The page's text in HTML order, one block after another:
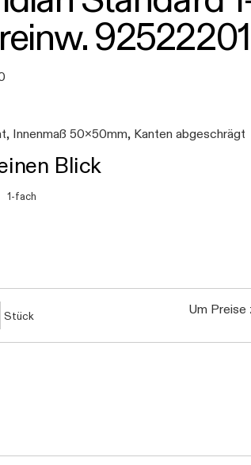
92522201
Innenmaß 50x50mm, Kanten abgeschrägt
Blick
1-fach
Stück Um Preise